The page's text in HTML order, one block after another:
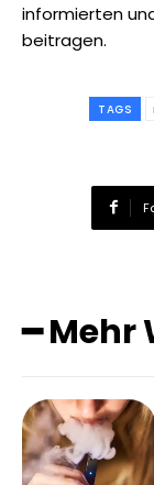
informierten
beitragen.
TAGS
━ Mehr